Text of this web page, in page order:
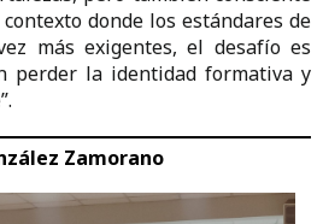
donde los estándares de
más exigentes, el desafío es
perder la identidad formativa y
Zamorano